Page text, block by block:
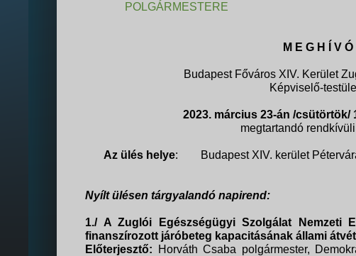
POLGÁRMESTERE
M E G H Í V Ó
Budapest Főváros XIV. Kerület
Képviselő-
2023. március 23-án /csütörtök/
megtartandó
Az ülés helye: Budapest XIV. kerület
Nyílt ülésen tárgyalandó napirend:
1./ A Zuglói Egészségügyi Szolgálat Nemzeti
finanszírozott járóbeteg kapacitásának állami
Előterjesztő: Horváth Csaba polgármester,